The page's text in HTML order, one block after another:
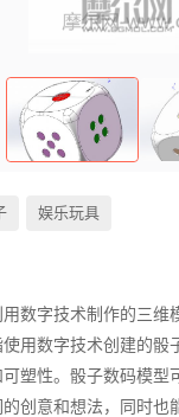
娱乐玩具
数字技术制作的三维
用数字技术创建的
塑性。骰子数码模
创意和想法，同时